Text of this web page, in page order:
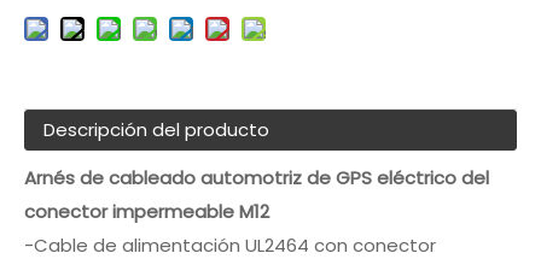
Descripción del producto
Arnés de cableado automotriz de GPS eléctrico del
conector impermeable M12
-Cable de alimentación UL2464 con conector